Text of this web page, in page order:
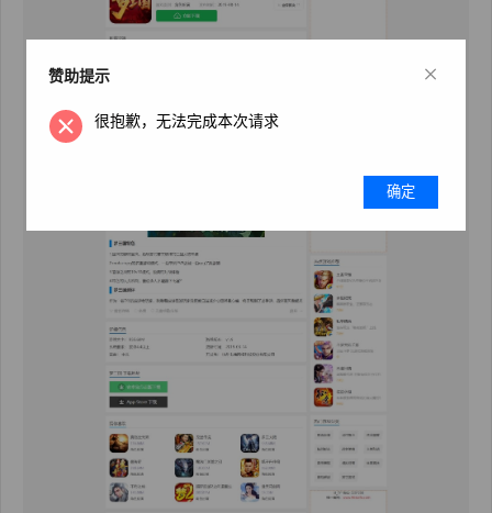
赞助提示 ×
很抱歉，无法完成本次请求
确定